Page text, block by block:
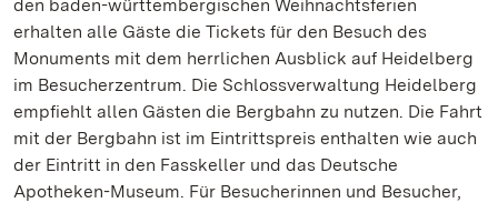
den baden-württembergischen Weihnachtsferien
erhalten alle Gäste die Tickets für den Besuch des
Monuments mit dem herrlichen Ausblick auf Heidelberg
im Besucherzentrum. Die Schlossverwaltung Heidelberg
empfiehlt allen Gästen die Bergbahn zu nutzen. Die Fahrt
mit der Bergbahn ist im Eintrittspreis enthalten wie auch
der Eintritt in den Fasskeller und das Deutsche
Apotheken-Museum. Für Besucherinnen und Besucher,